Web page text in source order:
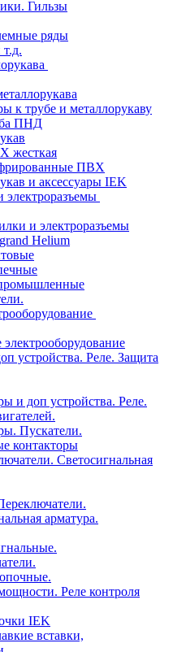
Гильзы
ряды
к трубе и металлорукаву
ПНД
жесткая
ПВХ
и аксессуары IEK
электроразъемы
и электроразъемы
Helium
устройства. Реле. Защита
и доп устройства. Реле.
Пускатели.
контакторы
Светосигнальная
арматура.
Реле контроля
IEK
вставки,